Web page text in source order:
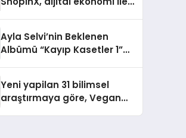
Ayla Selvi’nin Beklenen
Albümü “Kayıp Kasetler 1”
Yeni yapilan 31 bilimsel
araştırmaya göre, Vegan